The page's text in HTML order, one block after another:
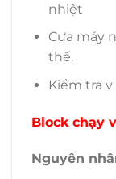
nhiệt
Cưa máy
thế.
Kiểm tra
Block chạy
Nguyên